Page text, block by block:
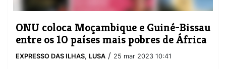
ONU coloca Moçambique e Guiné-Bissau
entre os 10 países mais pobres de África
EXPRESSO DAS ILHAS, LUSA / 25 mar 2023 10:41